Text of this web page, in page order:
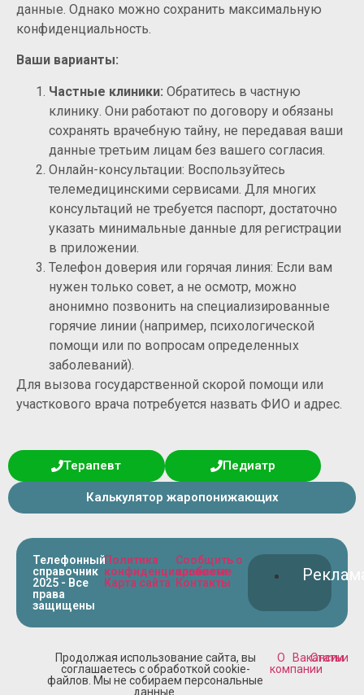
данные. Однако можно сохранить максимальную
конфиденциальность.
Ваши варианты:
Частные клиники: Обратитесь в частную
клинику. Они работают по договору и обязаны
сохранять врачебную тайну, не передавая ваши
данные третьим лицам без вашего согласия.
Онлайн-консультации: Воспользуйтесь
телемедицинскими сервисами. Для многих
консультаций не требуется паспорт, достаточно
указать минимальные данные для регистрации
в приложении.
Телефон доверия или горячая линия: Если вам
нужен только совет, а не осмотр, можно
анонимно позвонить на специализированные
горячие линии (например, психологической
помощи или по вопросам определенных
заболеваний).
Для вызова государственной скорой помощи или
участкового врача потребуется назвать ФИО и адрес.
Терапевт Педиатр
Калькулятор жаропонижающих
Телефонный
справочник
2025 - Все
права
защищены
Политика
конфиденциальности
Карта сайта
Сообщить о
проблеме
Контакты
Продолжая использование сайта, вы
соглашаетесь с обработкой cookie-
файлов. Мы не собираем персональные
данные.
О
компании
Вакансии
Статьи